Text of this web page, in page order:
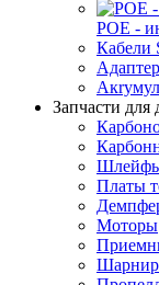
POE -
Кабели
Запчасти для
Платы
Моторы